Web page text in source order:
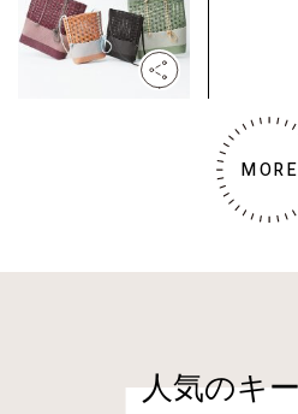
MORE
人気のキ